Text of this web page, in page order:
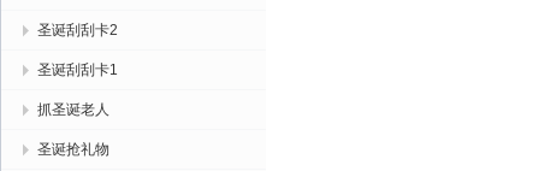
圣诞刮刮卡2
圣诞刮刮卡1
抓圣诞老人
圣诞抢礼物